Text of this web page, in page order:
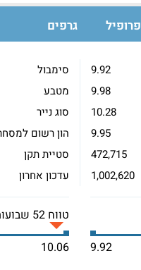
פרופיל גרפים
9.92
9.98
10.28
9.95
472,715
1,002,620
סימבול
מטבע
סוג נייר
הון רשום
סטיית תקן
עדכון אחרון
9.92
טווח 52 שבועות
10.06